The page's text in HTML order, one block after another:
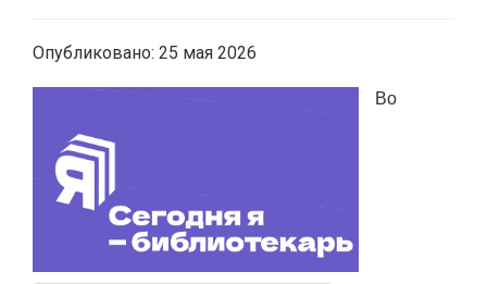
Опубликовано: 25 мая 2026
Во